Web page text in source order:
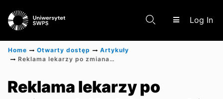
Log In
Home Otwarty dostęp
Artykuły
Reklama lekarzy po zmianach Kodeksu etyki lekarskiej z 2024 roku z perspektywy prawa Unii Europejskiej
Reklama lekarzy po